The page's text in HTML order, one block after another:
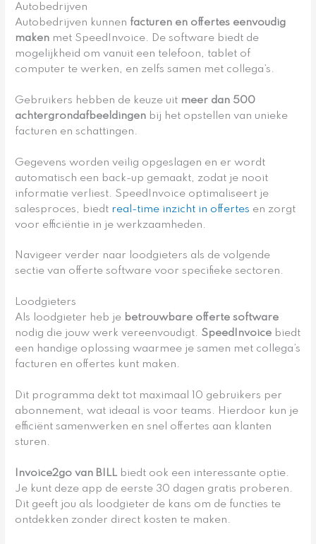
Autobedrijven
Autobedrijven kunnen facturen en offertes eenvoudig
maken met SpeedInvoice. De software biedt de
mogelijkheid om vanuit een telefoon, tablet of
computer te werken, en zelfs samen met collega’s.
Gebruikers hebben de keuze uit meer dan 500
achtergrondafbeeldingen bij het opstellen van unieke
facturen en schattingen.
Gegevens worden veilig opgeslagen en er wordt
automatisch een back-up gemaakt, zodat je nooit
informatie verliest. SpeedInvoice optimaliseert je
salesproces, biedt real-time inzicht in offertes en zorgt
voor efficiëntie in je werkzaamheden.
Navigeer verder naar loodgieters als de volgende
sectie van offerte software voor specifieke sectoren.
Loodgieters
Als loodgieter heb je betrouwbare offerte software
nodig die jouw werk vereenvoudigt. SpeedInvoice biedt
een handige oplossing waarmee je samen met collega’s
facturen en offertes kunt maken.
Dit programma dekt tot maximaal 10 gebruikers per
abonnement, wat ideaal is voor teams. Hierdoor kun je
efficiënt samenwerken en snel offertes aan klanten
sturen.
Invoice2go van BILLbiedt ook een interessante optie.
Je kunt deze app de eerste 30 dagen gratis proberen.
Dit geeft jou als loodgieter de kans om de functies te
ontdekken zonder direct kosten te maken.